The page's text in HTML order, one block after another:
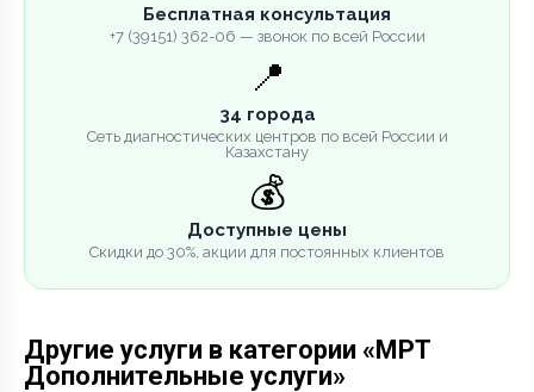
Бесплатная консультация
+7 (39151) 362-06 — звонок по всей России
📍
34 города
Сеть диагностических центров по всей России и
Казахстану
💰
Доступные цены
Скидки до 30%, акции для постоянных клиентов
Другие услуги в категории «МРТ
Дополнительные услуги»